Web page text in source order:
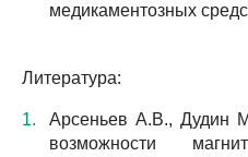
медикаментозных
Литература:
Арсеньев А.В., Дудин
возможности